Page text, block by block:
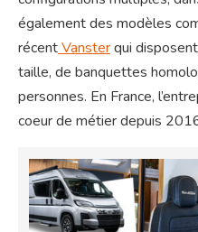
également des modèles
récentVansterqui
taille, de banquettes
personnes. En France,
coeur de métier depuis